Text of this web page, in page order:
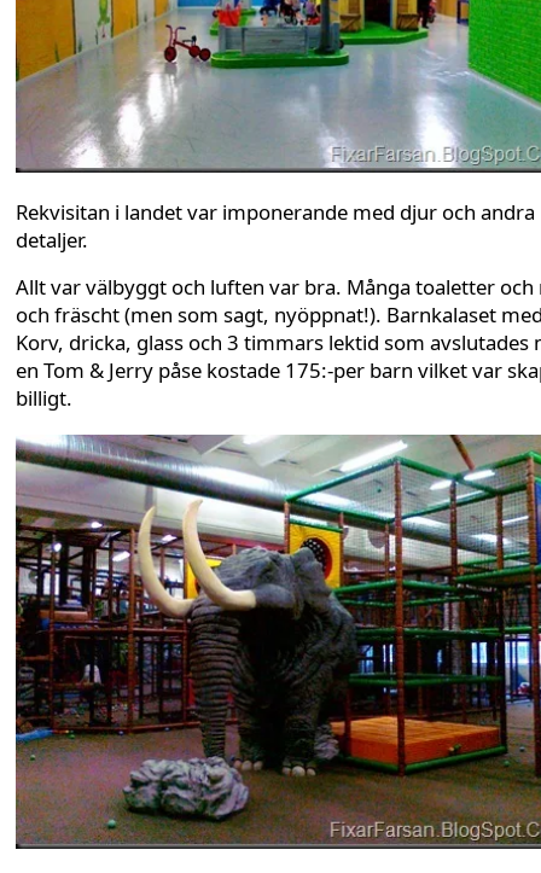
Rekvisitan i landet var imponerande med djur och andra
detaljer.
Allt var välbyggt och luften var bra. Många toaletter och
och fräscht (men som sagt, nyöppnat!). Barnkalaset
Korv, dricka, glass och 3 timmars lektid som avslutades
en Tom & Jerry påse kostade 175:-per barn vilket var
billigt.